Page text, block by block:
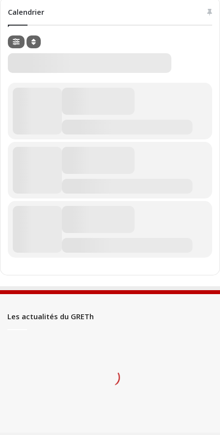
Calendrier
Les actualités du GRETh